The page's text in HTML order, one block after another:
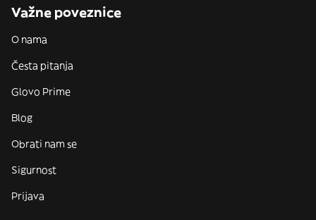
Važne poveznice
O nama
Česta pitanja
Glovo Prime
Blog
Obrati nam se
Sigurnost
Prijava